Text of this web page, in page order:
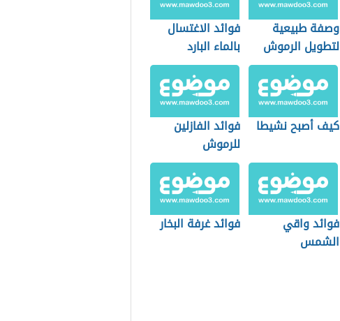
وصفة طبيعية
لتطويل الرموش
فوائد الاغتسال
بالماء البارد
كيف أصبح نشيطا
فوائد الفازلين
للرموش
فوائد واقي
الشمس
فوائد غرفة البخار